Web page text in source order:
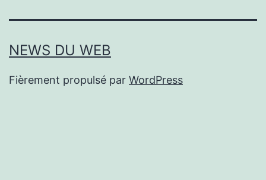
NEWS DU WEB
Fièrement propulsé par WordPress